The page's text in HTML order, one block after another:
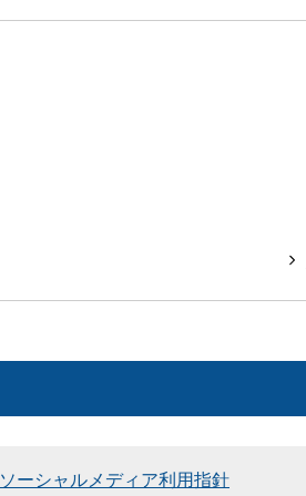
ソーシャルメディア利用指針